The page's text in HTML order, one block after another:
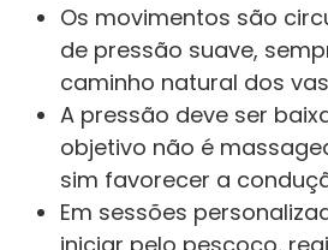
Os movimentos são
de pressão suave,
caminho natural dos
A pressão deve ser
objetivo não é
sim favorecer a
Em sessões